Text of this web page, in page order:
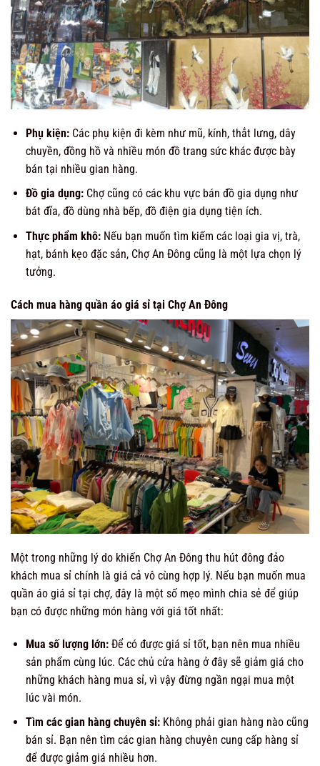
Phụ kiện:Các phụ kiện đi kèm như mũ, kính, thắt lưng, dây
chuyền, đồng hồ và nhiều món đồ trang sức khác được bày
bán tại nhiều gian hàng.
Đồ gia dụng:Chợ cũng có các khu vực bán đồ gia dụng như
bát đĩa, đồ dùng nhà bếp, đồ điện gia dụng tiện ích.
Thực phẩm khô:Nếu bạn muốn tìm kiếm các loại gia vị, trà,
hạt, bánh kẹo đặc sản, Chợ An Đông cũng là một lựa chọn lý
tưởng.
Cách mua hàng quần áo giá sỉ tại Chợ An Đông
Một trong những lý do khiến Chợ An Đông thu hút đông đảo
khách mua sỉ chính là giá cả vô cùng hợp lý. Nếu bạn muốn mua
quần áo giá sỉ tại chợ, đây là một số mẹo mình chia sẻ để giúp
bạn có được những món hàng với giá tốt nhất:
Mua số lượng lớn:Để có được giá sỉ tốt, bạn nên mua nhiều
sản phẩm cùng lúc. Các chủ cửa hàng ở đây sẽ giảm giá cho
những khách hàng mua sỉ, vì vậy đừng ngần ngại mua một
lúc vài món.
Tìm các gian hàng chuyên sỉ:Không phải gian hàng nào cũng
bán sỉ. Bạn nên tìm các gian hàng chuyên cung cấp hàng sỉ
để được giảm giá nhiều hơn.